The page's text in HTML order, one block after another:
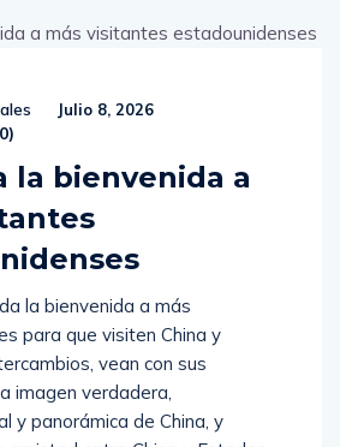
Julio 8, 2026
0)
la bienvenida a
la bienvenida a más
para que visiten China y
vean con sus
imagen verdadera,
y panorámica de China, y